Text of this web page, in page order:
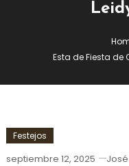
Esta de Fiesta de
Festejos
septiembre 12, 2025